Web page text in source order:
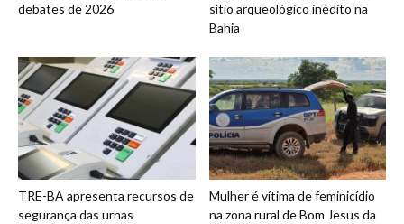
debates de 2026
sítio arqueológico inédito na
Bahia
TRE-BA apresenta recursos de
segurança das urnas
Mulher é vítima de feminicídio
na zona rural de Bom Jesus da